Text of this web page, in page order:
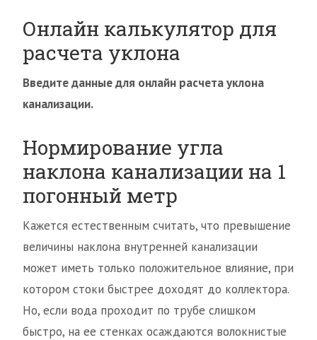
Онлайн калькулятор для
расчета уклона
Введите данные для онлайн расчета уклона
канализации.
Нормирование угла
наклона канализации на 1
погонный метр
Кажется естественным считать, что превышение
величины наклона внутренней канализации
может иметь только положительное влияние, при
котором стоки быстрее доходят до коллектора.
Но, если вода проходит по трубе слишком
быстро, на ее стенках осаждаются волокнистые